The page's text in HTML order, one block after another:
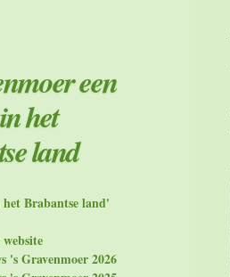
een
het
land
Brabantse land'
's Gravenmoer 2026